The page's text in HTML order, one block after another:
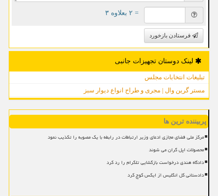
= ۲ بعلاوه ۳
فرستادن بازخورد
لینک دوستان تجهیزات جانبی
تبلیغات انتخابات مجلس
مستر گرین وال | مجری و طراح انواع دیوار سبز
پربیننده ترین ها
مرکز ملی فضای مجازی ادعای وزیر ارتباطات در رابطه با یک مصوبه را تکذیب نمود
محصولات اپل گران می شوند
دادگاه هندی درخواست بازگشایی تلگرام را رد کرد
دادستانی کل انگلیس از ایکس کوچ کرد